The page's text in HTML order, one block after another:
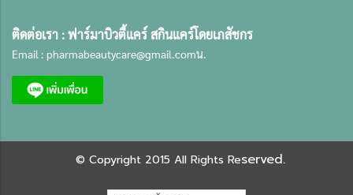
ติดต่อเรา :ฟาร์มาบิวตี้แคร์ สกินแคร์โดยเภสัชกร
Email : pharmabeautycare@gmail.comน.
© Copyright 2015 All Rights Reserved.